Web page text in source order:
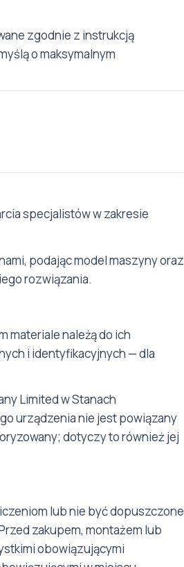
zgodnie z instrukcją
o maksymalnym
specjalistów w zakresie
podając model maszyny oraz
rozwiązania.
materiale należą do ich
i identyfikacyjnych — dla
Limited w Stanach
urządzenia nie jest powiązany
dotyczy to również jej
lub nie być dopuszczone
zakupem, montażem lub
obowiązującymi